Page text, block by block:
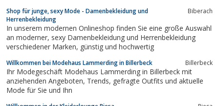
Streifenshirts von Saint James für Liebhaber des mediterranen
Looks, vom klassischen Lambswool Pullover von Peter...
Shop für junge, sexy Mode - Damenbekleidung und
Herrenbekleidung
Biberach
In unserem modernen Onlineshop finden Sie eine große Auswahl
an moderner, sexy Damenbekleidung und Herrenbekleidung
verschiedener Marken, günstig und hochwertig
Willkommen bei Modehaus Lammerding in Billerbeck Billerbeck
Ihr Modegeschäft Modehaus Lammerding in Billerbeck mit
anziehenden Angeboten, Trends, gefragte Outfits und aktuelle
Mode für Sie und Ihn